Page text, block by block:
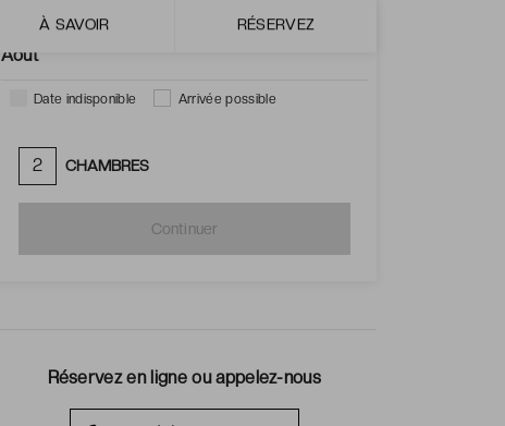
À SAVOIR RÉSERVEZ
Mar. Ven. Sam.
Août
Date indisponible Arrivée possible
2 CHAMBRES
Continuer
Réservez en ligne ou appelez-nous